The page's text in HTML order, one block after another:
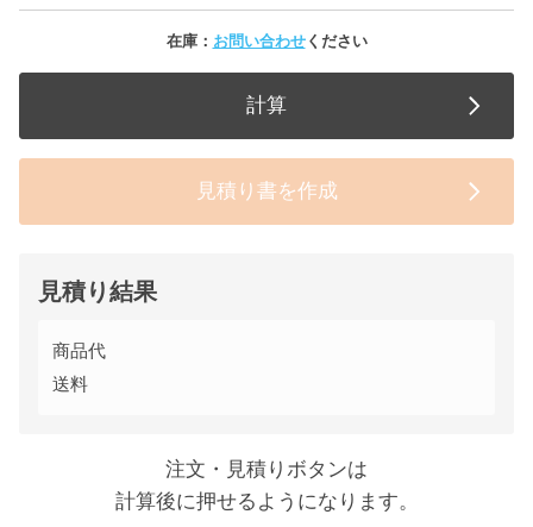
在庫： お問い合わせください
計算
見積り書を作成
見積り結果
商品代
送料
注文・見積りボタンは
計算後に押せるようになります。